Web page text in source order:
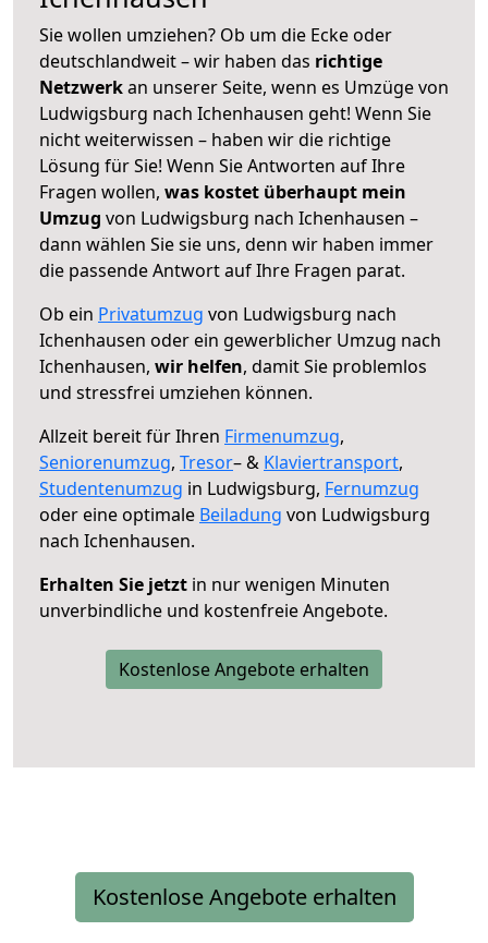
Sie wollen umziehen? Ob um die Ecke oder
deutschlandweit – wir haben das richtige
Netzwerkan unserer Seite, wenn es Umzüge von
Ludwigsburg nach Ichenhausen geht! Wenn Sie
nicht weiterwissen – haben wir die richtige
Lösung für Sie! Wenn Sie Antworten auf Ihre
Fragen wollen, was kostet überhaupt mein
Umzug von Ludwigsburg nach Ichenhausen –
dann wählen Sie sie uns, denn wir haben immer
die passende Antwort auf Ihre Fragen parat.
Ob ein Privatumzug von Ludwigsburg nach
Ichenhausen oder ein gewerblicher Umzug nach
Ichenhausen, wir helfen, damit Sie problemlos
und stressfrei umziehen können.
Allzeit bereit für Ihren Firmenumzug,
Seniorenumzug, Tresor– & Klaviertransport,
Studentenumzug in Ludwigsburg, Fernumzug
oder eine optimale Beiladung von Ludwigsburg
nach Ichenhausen.
Erhalten Sie jetzt in nur wenigen Minuten
unverbindliche und kostenfreie Angebote.
Kostenlose Angebote erhalten
Kostenlose Angebote erhalten